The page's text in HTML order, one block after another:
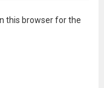
this browser for the